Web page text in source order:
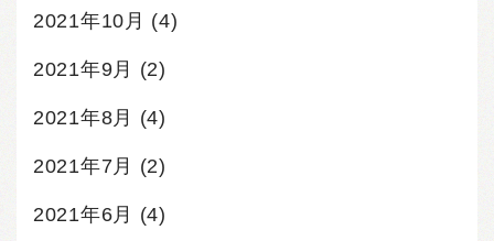
2021年10月 (4)
2021年9月 (2)
2021年8月 (4)
2021年7月 (2)
2021年6月 (4)